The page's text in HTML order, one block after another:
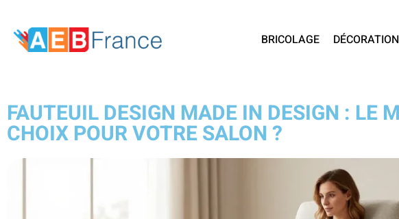
BRICOLAGE
FAUTEUIL DESIGN MADE IN DESIGN : LE
CHOIX POUR VOTRE SALON ?